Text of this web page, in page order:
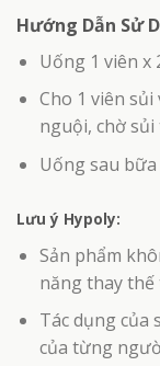
Hướng Dẫn Sử
Uống 1 viên x
Cho 1 viên
nguội, chờ
Uống sau
Lưu ý Hypoly:
Sản phẩm
năng thay
Tác dụng của
của từng